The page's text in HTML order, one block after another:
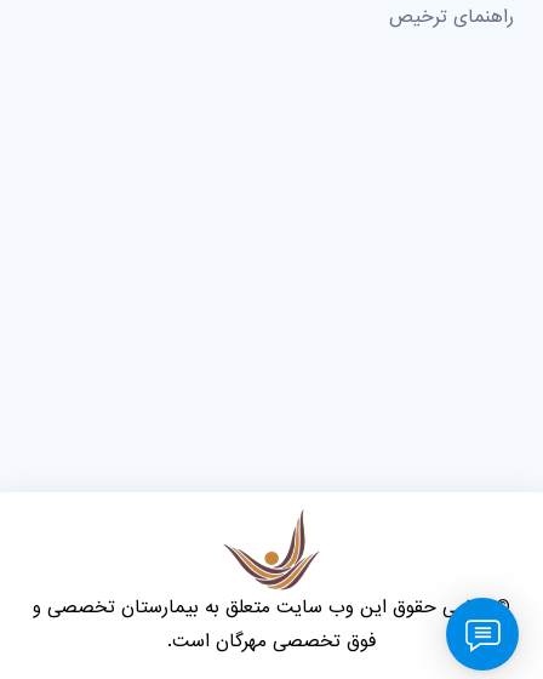
راهنمای ترخیص
© تمامی حقوق این وب سایت متعلق به بیمارستان تخصصی و
فوق تخصصی مهرگان است.